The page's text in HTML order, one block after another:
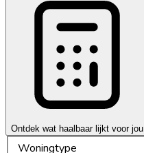
Ontdek wat haalbaar lijkt voor jou
Woningtype